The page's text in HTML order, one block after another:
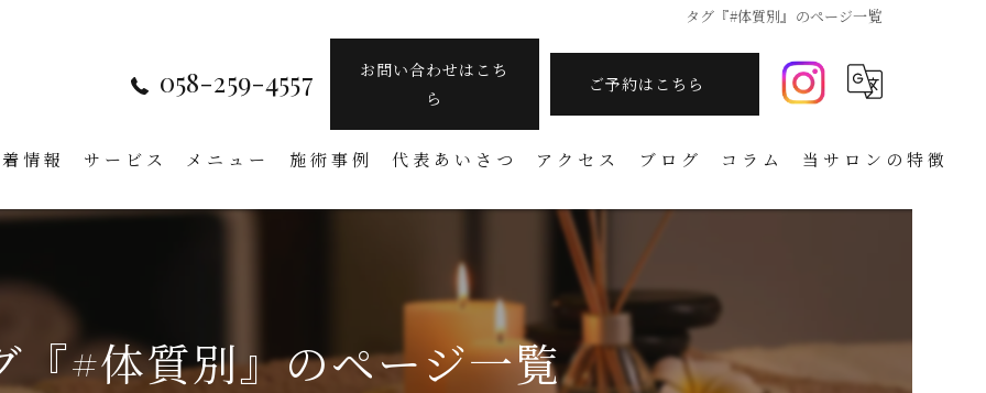
タグ『#体質別』のページ一覧
058-259-4557
お問い合わせはこち
ら
ご予約はこちら
情報 サービス メニュー 施術事例 代表あいさつ アクセス ブログ コラム 当サロンの特徴
アーユルヴェーダ
『#体質別』のページ一覧